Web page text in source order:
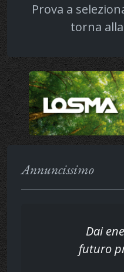
Prova a
torna alla
Annuncissimo
Dai
futuro